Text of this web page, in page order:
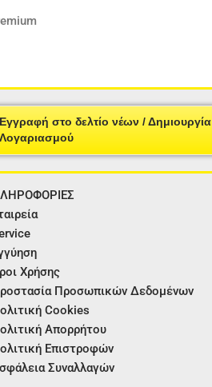
Εγγραφή στο δελτίο νέων / Δημιουργία
Λογαριασμού
Χρήσης
Προσωπικών Δεδομένων
Cookies
Απορρήτου
Επιστροφών
Συναλλαγών